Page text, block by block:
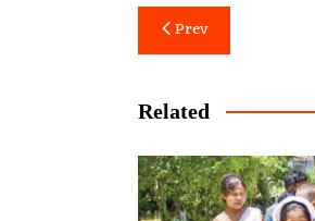
Post
navigation
Prev
Related